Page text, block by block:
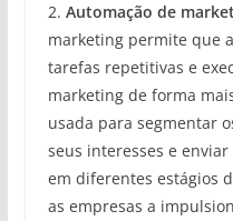
2. Automação de
marketing permite que
tarefas repetitivas e
marketing de forma
usada para segmentar
seus interesses e
em diferentes estágios
as empresas a